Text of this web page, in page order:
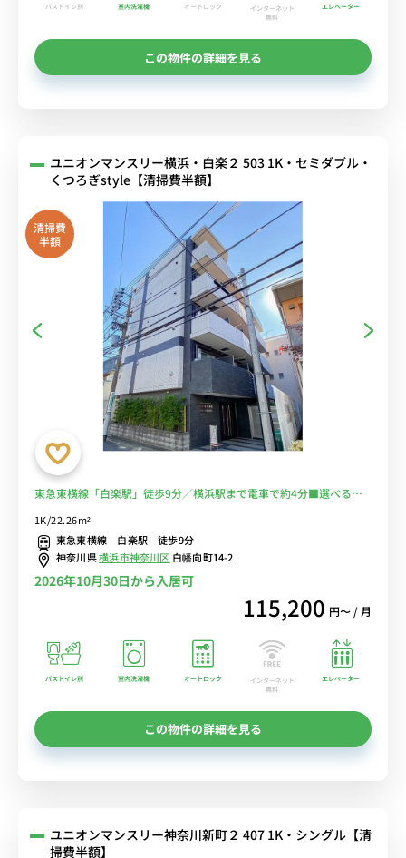
バストイレ別 室内洗濯機 オートロック
インターネット
無料
エレベーター
この物件の詳細を見る
ユニオンマンスリー横浜・白楽２ 503 1K・セミダブル・
くつろぎstyle【清掃費半額】
清掃費
半額
東急東横線「白楽駅」徒歩9分／横浜駅まで電車で約4分■選べるWi-
1K/22.26m²
東急東横線 白楽駅 徒歩9分
神奈川県横浜市神奈川区 白幡向町14-2
2026年10月30日から入居可
115,200 円〜 / 月
バストイレ別 室内洗濯機 オートロック
インターネット
無料
エレベーター
この物件の詳細を見る
ユニオンマンスリー神奈川新町２ 407 1K・シングル【清
掃費半額】